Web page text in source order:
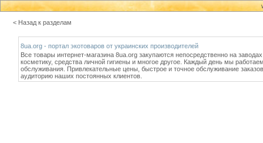
< Назад к разделам
8ua.org - портал экотоваров от украинских производителей
Все товары интернет-магазина 8ua.org закупаются непосредственно на
косметику, средства личной гигиены и многое другое. Каждый день мы
обслуживания. Привлекательные цены, быстрое и точное обслуживание
аудиторию наших постоянных клиентов.